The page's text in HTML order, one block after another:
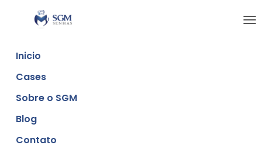
Inicio
Cases
Sobre o SGM
Blog
Contato